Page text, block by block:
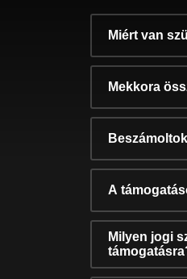
Miért van
Mekkora
A
Milyen jogi